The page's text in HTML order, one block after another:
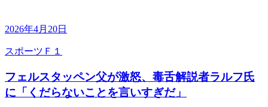
2026年4月20日
スポーツ Ｆ１
フェルスタッペン父が激怒、毒舌解説者ラルフ氏
に「くだらないことを言いすぎだ」